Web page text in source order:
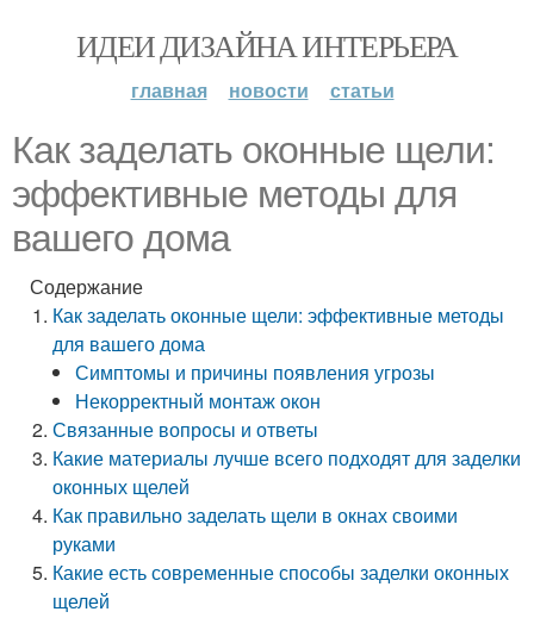
ИДЕИ ДИЗАЙНА ИНТЕРЬЕРА
главная новости статьи
Как заделать оконные щели:
эффективные методы для
вашего дома
Содержание
Как заделать оконные щели: эффективные методы
для вашего дома
Симптомы и причины появления угрозы
Некорректный монтаж окон
Связанные вопросы и ответы
Какие материалы лучше всего подходят для заделки
оконных щелей
Как правильно заделать щели в окнах своими
руками
Какие есть современные способы заделки оконных
щелей